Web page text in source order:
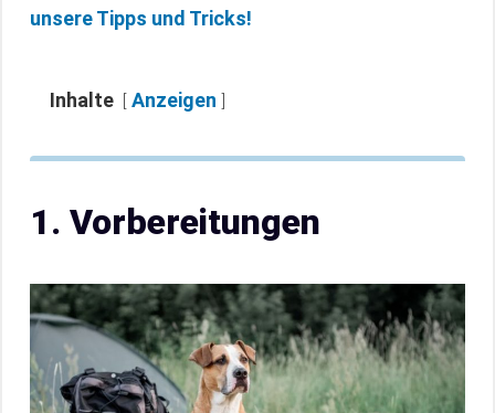
unsere Tipps und Tricks!
Inhalte Anzeigen
1. Vorbereitungen